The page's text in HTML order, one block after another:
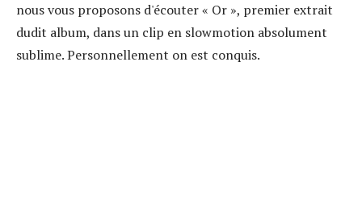
nous vous proposons d'écouter « Or », premier extrait
dudit album, dans un clip en slowmotion absolument
sublime. Personnellement on est conquis.